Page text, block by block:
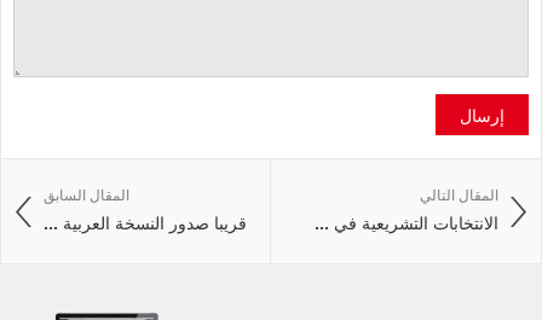
إرسال
المقال السابق
قريبا صدور النسخة العربية ...
المقال التالي
الانتخابات التشريعية في ...